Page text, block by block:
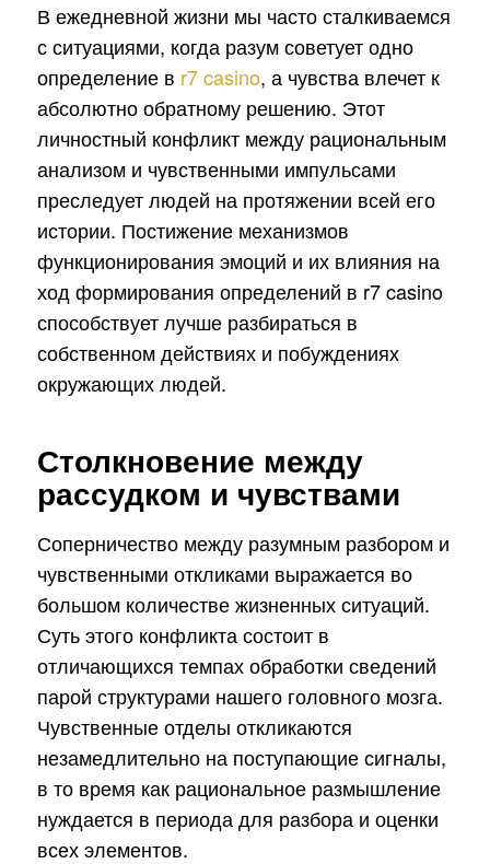
В ежедневной жизни мы часто сталкиваемся
с ситуациями, когда разум советует одно
определение в r7 casino, а чувства влечет к
абсолютно обратному решению. Этот
личностный конфликт между рациональным
анализом и чувственными импульсами
преследует людей на протяжении всей его
истории. Постижение механизмов
функционирования эмоций и их влияния на
ход формирования определений в r7 casino
способствует лучше разбираться в
собственном действиях и побуждениях
окружающих людей.
Столкновение между
рассудком и чувствами
Соперничество между разумным разбором и
чувственными откликами выражается во
большом количестве жизненных ситуаций.
Суть этого конфликта состоит в
отличающихся темпах обработки сведений
парой структурами нашего головного мозга.
Чувственные отделы откликаются
незамедлительно на поступающие сигналы,
в то время как рациональное размышление
нуждается в периода для разбора и оценки
всех элементов.